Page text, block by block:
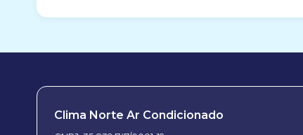
Clima Norte Ar Condicionado